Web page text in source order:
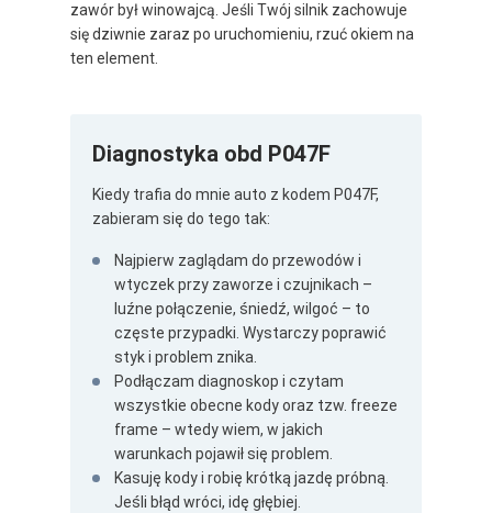
zawór był winowajcą. Jeśli Twój silnik zachowuje
się dziwnie zaraz po uruchomieniu, rzuć okiem na
ten element.
Diagnostyka obd P047F
Kiedy trafia do mnie auto z kodem P047F,
zabieram się do tego tak:
Najpierw zaglądam do przewodów i
wtyczek przy zaworze i czujnikach –
luźne połączenie, śniedź, wilgoć – to
częste przypadki. Wystarczy poprawić
styk i problem znika.
Podłączam diagnoskop i czytam
wszystkie obecne kody oraz tzw. freeze
frame – wtedy wiem, w jakich
warunkach pojawił się problem.
Kasuję kody i robię krótką jazdę próbną.
Jeśli błąd wróci, idę głębiej.